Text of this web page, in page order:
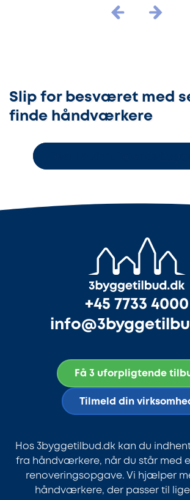
Slip for besværet med
finde håndværkere
+45 7733 4000
Få 3 uforpligtende
Tilmeld din
Hos 3byggetilbud.dk kan du
fra håndværkere, når du står med
renoveringsopgave. Vi hjælper
håndværkere, der passer til